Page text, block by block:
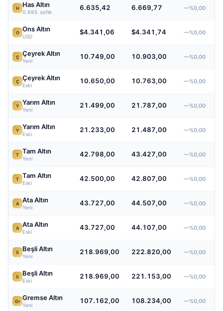
H Has Altın
0.995 saflık
6.635,42 6.669,77 —%0,00
O Ons Altın
USD
$4.341,06 $4.341,74 —%0,00
Ç Çeyrek Altın
Yeni
10.749,00 10.903,00 —%0,00
Ç Çeyrek Altın
Eski
10.650,00 10.763,00 —%0,00
Y Yarım Altın
Yeni
21.499,00 21.787,00 —%0,00
Y Yarım Altın
Eski
21.233,00 21.487,00 —%0,00
T Tam Altın
Yeni
42.798,00 43.427,00 —%0,00
T Tam Altın
Eski
42.500,00 42.807,00 —%0,00
A Ata Altın
Yeni
43.727,00 44.507,00 —%0,00
A Ata Altın
Eski
43.727,00 44.107,00 —%0,00
5 Beşli Altın
Yeni
218.969,00 222.820,00 —%0,00
5 Beşli Altın
Eski
218.969,00 221.153,00 —%0,00
Gr Gremse Altın
Yeni
107.162,00 108.234,00 —%0,00